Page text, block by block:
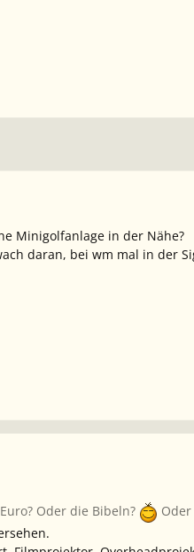
Minigolfanlage in der Nähe?
daran, bei wm mal in der
Oder die Bibeln?